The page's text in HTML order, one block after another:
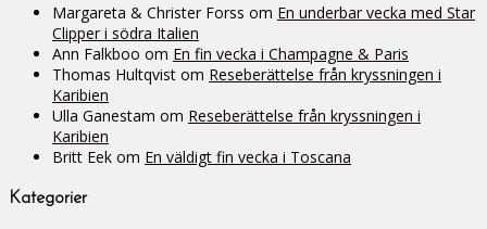
Margareta & Christer Forss om En underbar vecka med Star
Clipper i södra Italien
Ann Falkboo om En fin vecka i Champagne & Paris
Thomas Hultqvist om Reseberättelse från kryssningen i
Karibien
Ulla Ganestam om Reseberättelse från kryssningen i
Karibien
Britt Eek om En väldigt fin vecka i Toscana
Kategorier